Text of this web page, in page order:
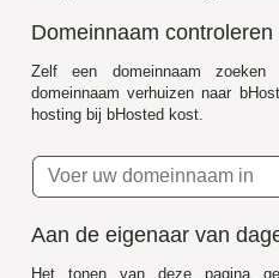
Domeinnaam controleren
Zelf een domeinnaam
domeinnaam verhuizen naar
hosting bij bHosted kost.
Aan de eigenaar van
Het tonen van deze pagina